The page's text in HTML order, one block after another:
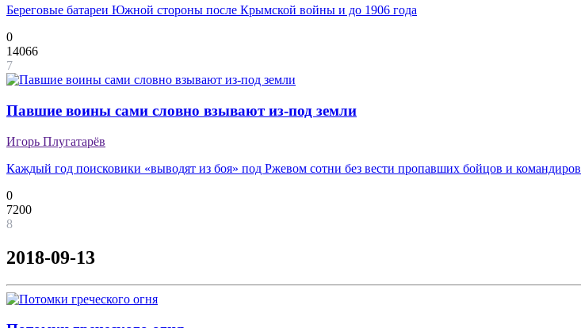
Береговые батареи Южной стороны после Крымской войны и до 1906 года
0
14066
7
Павшие воины сами словно взывают из-под земли
Игорь Плугатарёв
Каждый год поисковики «выводят из боя» под Ржевом сотни без вести пропавших бойцов и командиров
0
7200
8
2018-09-13